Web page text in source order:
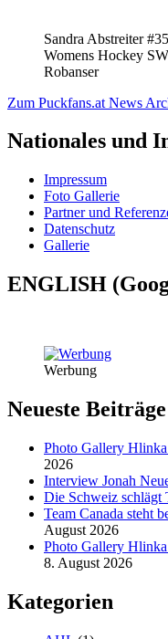
Sandra Abstreiter
Womens Hockey
Robanser
Zum Puckfans.at News
Nationales und
Impressum
Foto Gallerie
Partner und
Datenschutz
Gallerie
ENGLISH
Werbung
Neueste Beiträge
Photo Gallery
2026
Interview Jonah
Die Schweiz schlägt
Team Canada steht
August 2026
Photo Gallery
8. August 2026
Kategorien